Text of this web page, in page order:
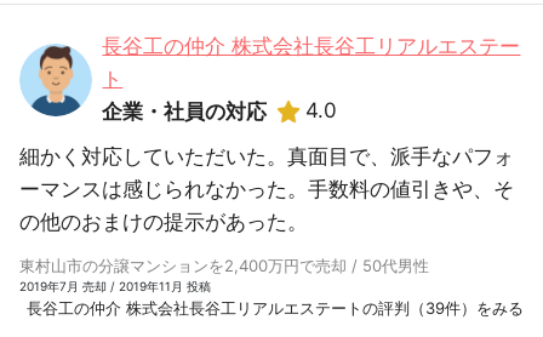
長谷工の仲介 株式会社長谷工リアルエステー
ト
企業・社員の対応
4.0
細かく対応していただいた。真面目で、派手なパフォ
ーマンスは感じられなかった。手数料の値引きや、そ
の他のおまけの提示があった。
東村山市の分譲マンションを2,400万円で売却 / 50代男性
2019年7月 売却 / 2019年11月 投稿
長谷工の仲介 株式会社長谷工リアルエステートの評判（39件）をみる